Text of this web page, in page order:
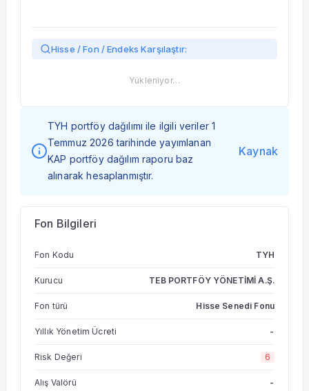
Hisse / Fon / Endeks Karşılaştır:
Yükleniyor…
TYH portföy dağılımı ile ilgili veriler 1
Temmuz 2026 tarihinde yayımlanan
KAP portföy dağılım raporu baz
alınarak hesaplanmıştır.
Kaynak
Fon Bilgileri
Fon Kodu TYH
Kurucu TEB PORTFÖY YÖNETİMİ A.Ş.
Fon türü Hisse Senedi Fonu
Yıllık Yönetim Ücreti -
Risk Değeri 6
Alış Valörü -